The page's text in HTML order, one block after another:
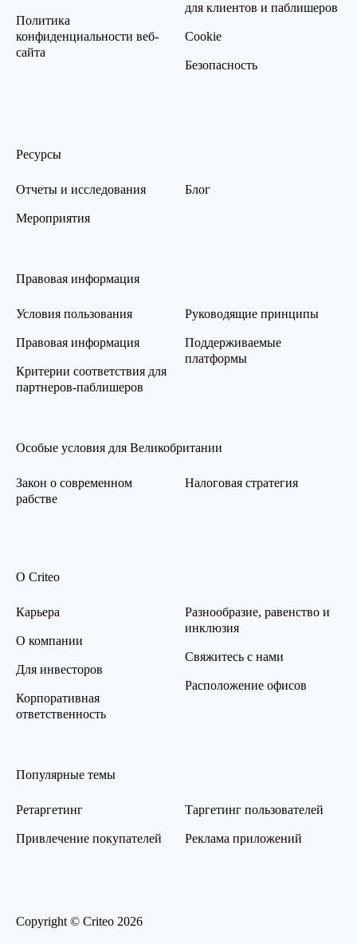
Политика
конфиденциальности веб-
сайта
для клиентов и паблишеров
Cookie
Безопасность
Ресурсы
Отчеты и исследования
Мероприятия
Блог
Правовая информация
Условия пользования
Правовая информация
Критерии соответствия для
партнеров-паблишеров
Руководящие принципы
Поддерживаемые
платформы
Особые условия для Великобритании
Закон о современном
рабстве
Налоговая стратегия
О Criteo
Карьера
О компании
Для инвесторов
Корпоративная
ответственность
Разнообразие, равенство и
инклюзия
Свяжитесь с нами
Расположение офисов
Популярные темы
Ретаргетинг
Привлечение покупателей
Таргетинг пользователей
Реклама приложений
Copyright © Criteo 2026